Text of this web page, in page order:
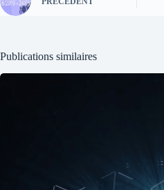
Publications similaires